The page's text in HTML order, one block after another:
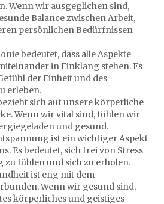
Wenn wir ausgeglichen sind,
Balance zwischen Arbeit,
persönlichen Bedürfnissen
bedeutet, dass alle Aspekte
in Einklang stehen. Es
der Einheit und des
erleben.
sich auf unsere körperliche
Wenn wir vital sind, fühlen wir
und gesund.
ist ein wichtiger Aspekt
Es bedeutet, sich frei von Stress
zu fühlen und sich zu erholen.
ist eng mit dem
Wenn wir gesund sind,
körperliches und geistiges